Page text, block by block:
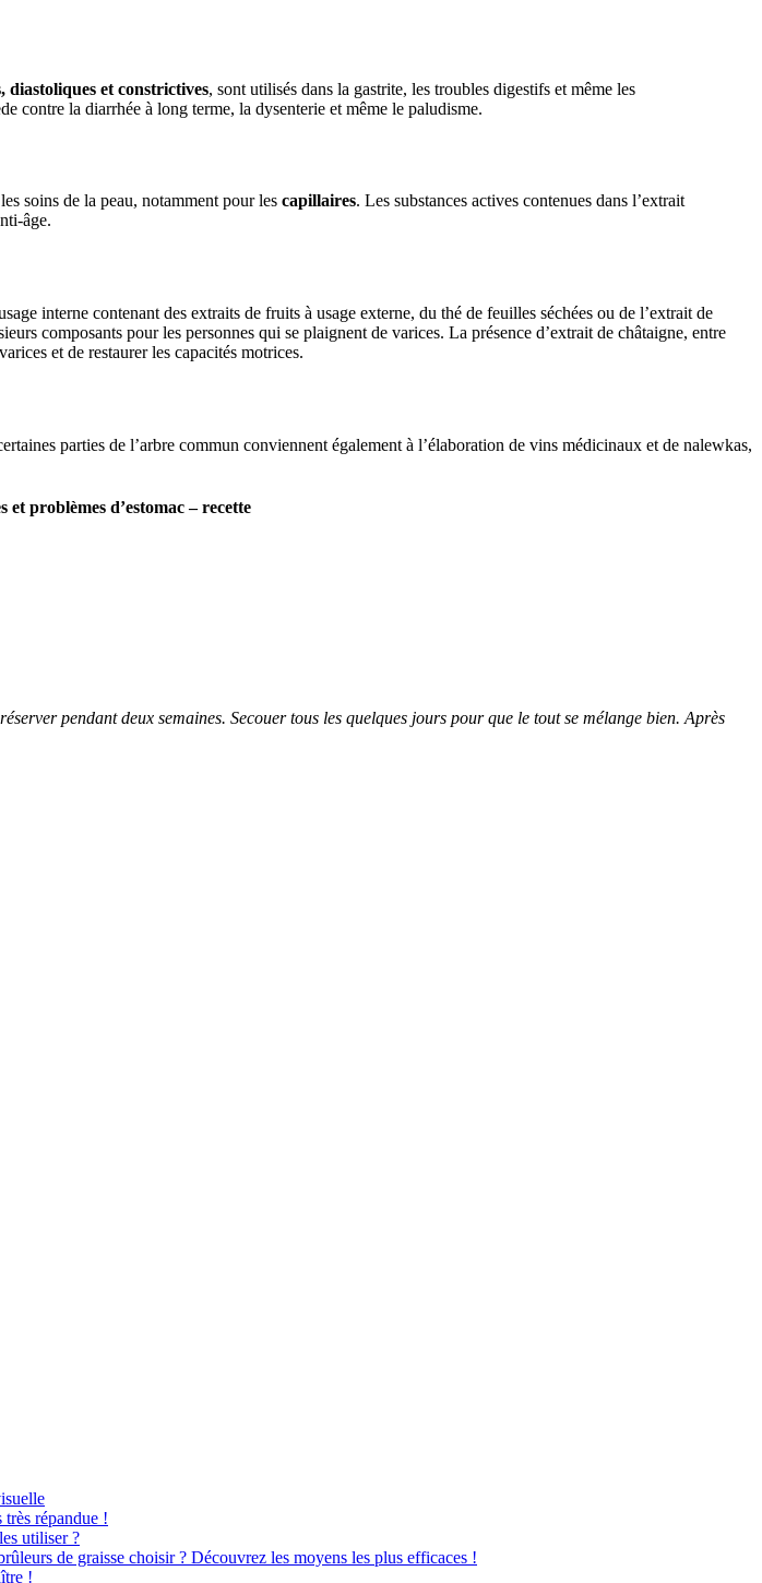
diastoliques et constrictives, sont utilisés dans la gastrite, les troubles digestifs et même les
contre la diarrhée à long terme, la dysenterie et même le paludisme.
soins de la peau, notamment pour les capillaires. Les substances actives contenues dans l’extrait
âge.
interne contenant des extraits de fruits à usage externe, du thé de feuilles séchées ou de l’extrait de
composants pour les personnes qui se plaignent de varices. La présence d’extrait de châtaigne, entre
et de restaurer les capacités motrices.
parties de l’arbre commun conviennent également à l’élaboration de vins médicinaux et de nalewkas,
problèmes d’estomac – recette
pendant deux semaines. Secouer tous les quelques jours pour que le tout se mélange bien. Après
très répandue !
utiliser ?
de graisse choisir ? Découvrez les moyens les plus efficaces !
!